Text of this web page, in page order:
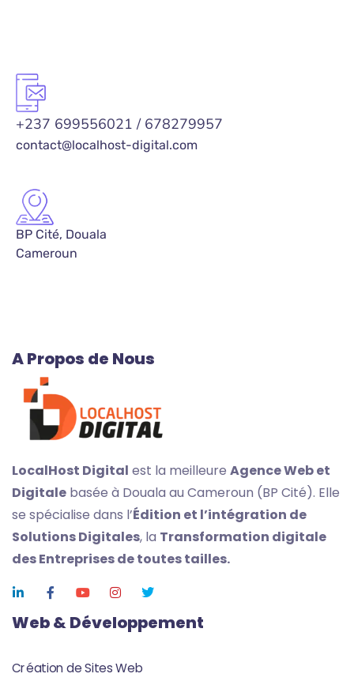
+237 699556021 / 678279957
contact@localhost-digital.com
BP Cité, Douala
Cameroun
A Propos de Nous
LocalHost Digital est la meilleure Agence Web et
Digitale basée à Douala au Cameroun (BP Cité). Elle
se spécialise dans l’Édition et l’intégration de
Solutions Digitales, la Transformation digitale
des Entreprises de toutes tailles.
Web & Développement
Création de Sites Web